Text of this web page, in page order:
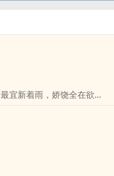
宜新着雨，娇饶全在欲开